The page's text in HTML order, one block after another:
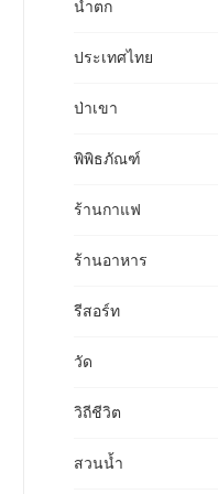
น้ำตก
ประเทศไทย
ป่าเขา
พิพิธภัณฑ์
ร้านกาแฟ
ร้านอาหาร
รีสอร์ท
วัด
วิถีชีวิต
สวนน้ำ